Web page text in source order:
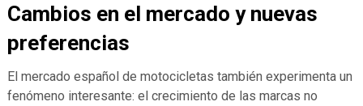
Cambios en el mercado y nuevas
preferencias
El mercado español de motocicletas también experimenta un
fenómeno interesante: el crecimiento de las marcas no